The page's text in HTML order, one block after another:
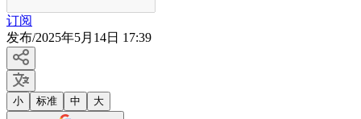
订阅
发布/2025年5月14日 17:39
小 标准 中 大